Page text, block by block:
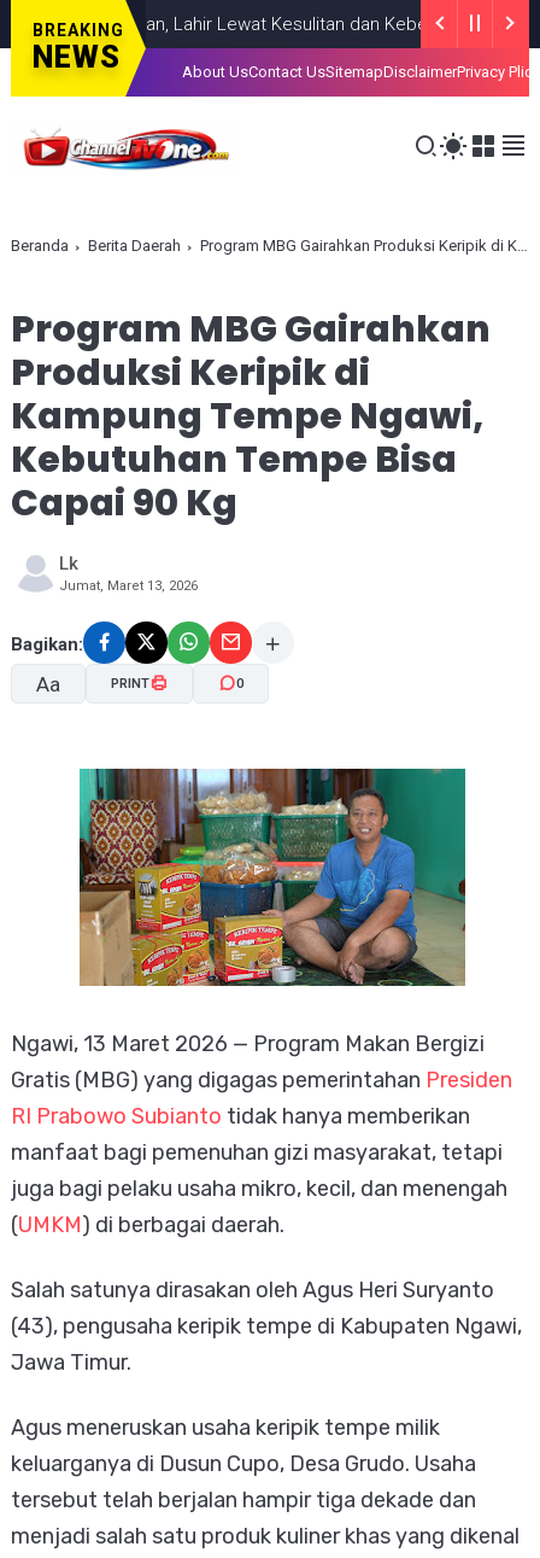
BREAKING
NEWS
Dihadiahkan, Lahir Lewat Kesulitan dan Keberanian NASIONAL
About UsContact UsSitemapDisclaimerPrivacy Plice
Beranda Berita Daerah Program MBG Gairahkan Produksi Keripik di Kampung Tempe Ngawi, Kebutuhan Tempe Bisa Capai 90 Kg
Program MBG Gairahkan
Produksi Keripik di
Kampung Tempe Ngawi,
Kebutuhan Tempe Bisa
Capai 90 Kg
Lk
Jumat, Maret 13, 2026
Bagikan:
Aa
A- A+
PRINT 0
Ngawi, 13 Maret 2026 — Program Makan Bergizi
Gratis (MBG) yang digagas pemerintahan Presiden
RI Prabowo Subianto tidak hanya memberikan
manfaat bagi pemenuhan gizi masyarakat, tetapi
juga bagi pelaku usaha mikro, kecil, dan menengah
(UMKM) di berbagai daerah.
Salah satunya dirasakan oleh Agus Heri Suryanto
(43), pengusaha keripik tempe di Kabupaten Ngawi,
Jawa Timur.
Agus meneruskan usaha keripik tempe milik
keluarganya di Dusun Cupo, Desa Grudo. Usaha
tersebut telah berjalan hampir tiga dekade dan
menjadi salah satu produk kuliner khas yang dikenal